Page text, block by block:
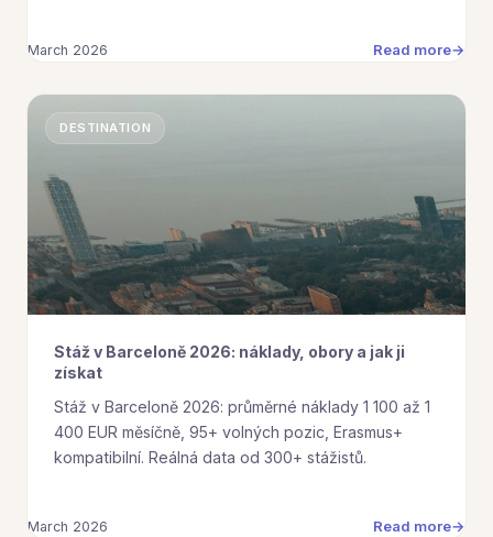
March 2026 Read more
DESTINATION
Stáž v Barceloně 2026: náklady, obory a jak ji
získat
Stáž v Barceloně 2026: průměrné náklady 1 100 až 1
400 EUR měsíčně, 95+ volných pozic, Erasmus+
kompatibilní. Reálná data od 300+ stážistů.
March 2026 Read more